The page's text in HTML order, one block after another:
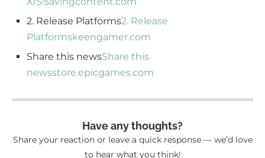
2. Release Platforms2. Release
Platformskeengamer.com
Share this newsShare this
newsstore.epicgames.com
Have any thoughts?
Share your reaction or leave a quick response — we’d love
to hear what you think!